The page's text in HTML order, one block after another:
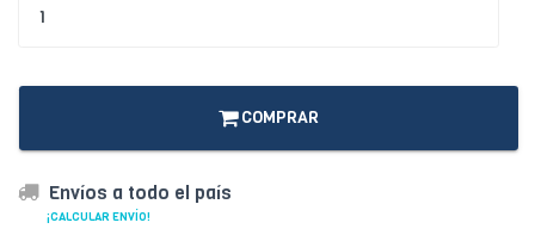
COMPRAR
Envíos a todo el país
¡CALCULAR ENVÍO!